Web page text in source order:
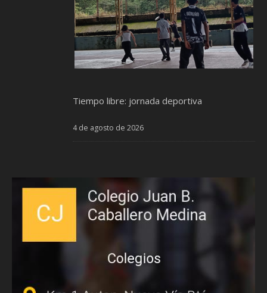
Tiempo libre: jornada deportiva
4 de agosto de 2026